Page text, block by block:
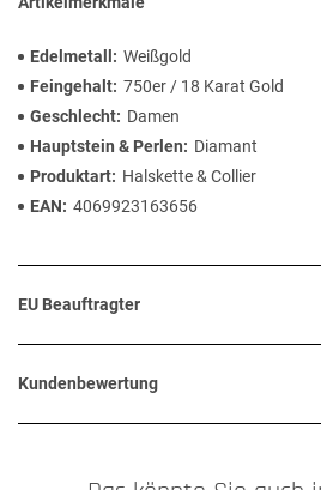
Edelmetall
Weißgold
Feingehalt 750er / 18 Karat Gold
Geschlecht
Damen
Hauptstein & Perlen
Diamant
Produktart
Halskette & Collier
EAN
4069923163656
EU Beauftragter
Kundenbewertung